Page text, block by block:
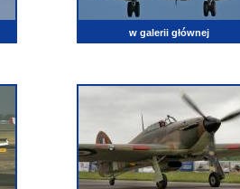
w galerii głównej